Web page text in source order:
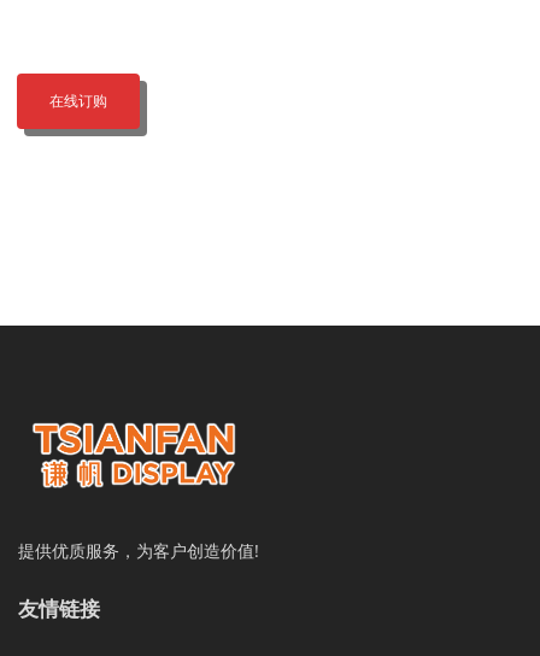
在线订购
提供优质服务，为客户创造价值!
友情链接